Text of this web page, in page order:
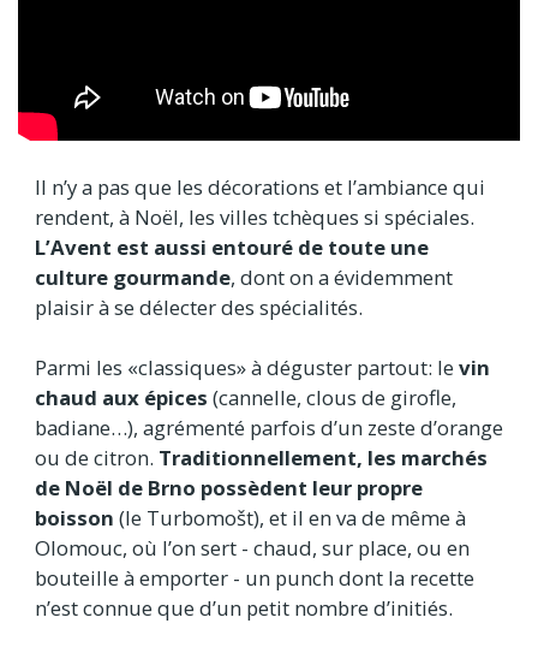
Il n’y a pas que les décorations et l’ambiance qui
rendent, à Noël, les villes tchèques si spéciales.
L’Avent est aussi entouré de toute une
culture gourmande, dont on a évidemment
plaisir à se délecter des spécialités.
Parmi les «classiques» à déguster partout: le vin
chaud aux épices (cannelle, clous de girofle,
badiane…), agrémenté parfois d’un zeste d’orange
ou de citron. Traditionnellement, les marchés
de Noël de Brno possèdent leur propre
boisson (le Turbomošt), et il en va de même à
Olomouc, où l’on sert - chaud, sur place, ou en
bouteille à emporter - un punch dont la recette
n’est connue que d’un petit nombre d’initiés.